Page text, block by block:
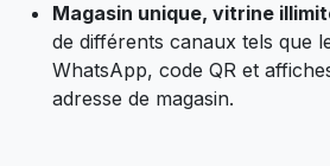
Magasin unique, vitrine
de différents canaux tels que
WhatsApp, code QR et
adresse de magasin.